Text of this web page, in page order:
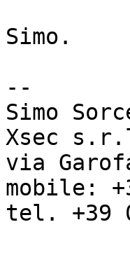
Simo.
--
Simo
Xsec
via
mobile:
tel. +39